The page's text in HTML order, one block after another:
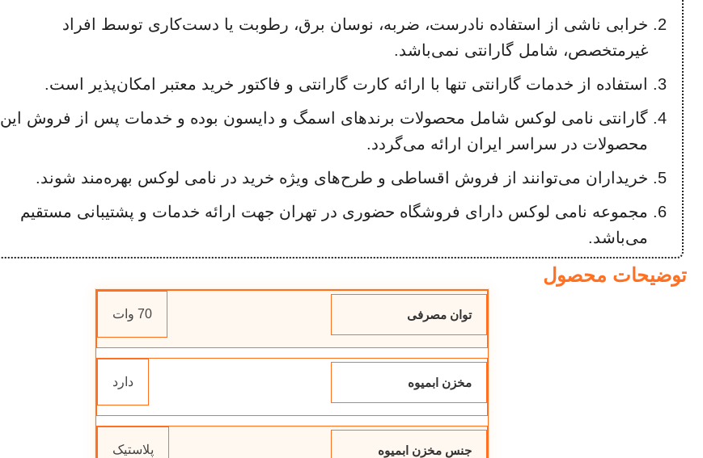
خرابی ناشی از استفاده نادرست، ضربه، نوسان برق، رطوبت یا دست‌کاری توسط افراد
غیرمتخصص، شامل گارانتی نمی‌باشد.
استفاده از خدمات گارانتی تنها با ارائه کارت گارانتی و فاکتور خرید معتبر امکان‌پذیر است.
گارانتی نامی لوکس شامل محصولات برندهای اسمگ و دایسون بوده و خدمات پس از فروش این
محصولات در سراسر ایران ارائه می‌گردد.
خریداران می‌توانند از فروش اقساطی و طرح‌های ویژه خرید در نامی لوکس بهره‌مند شوند.
مجموعه نامی لوکس دارای فروشگاه حضوری در تهران جهت ارائه خدمات و پشتیبانی مستقیم
می‌باشد.
توضیحات محصول
توان مصرفی 70 وات
مخزن ابمیوه دارد
جنس مخزن ابمیوه پلاستیک